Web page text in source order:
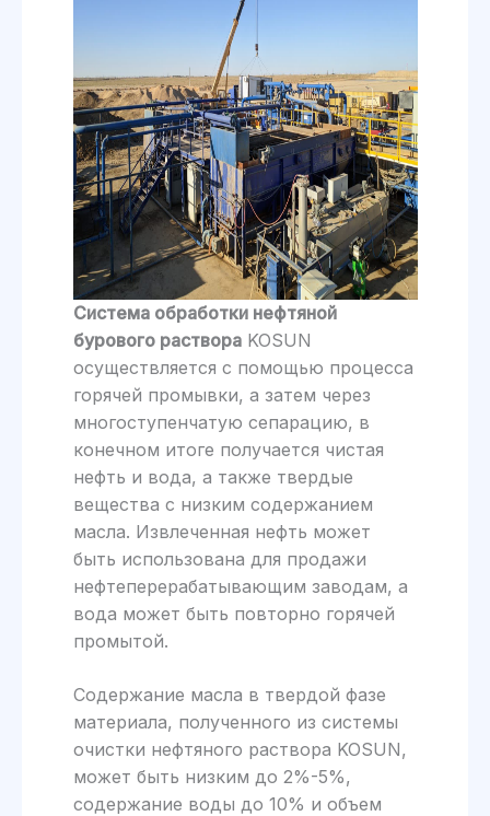
Система обработки нефтяной
бурового раствораKOSUN
осуществляется с помощью процесса
горячей промывки, а затем через
многоступенчатую сепарацию, в
конечном итоге получается чистая
нефть и вода, а также твердые
вещества с низким содержанием
масла. Извлеченная нефть может
быть использована для продажи
нефтеперерабатывающим заводам, а
вода может быть повторно горячей
промытой.
Содержание масла в твердой фазе
материала, полученного из системы
очистки нефтяного раствора KOSUN,
может быть низким до 2%-5%,
содержание воды до 10% и объем